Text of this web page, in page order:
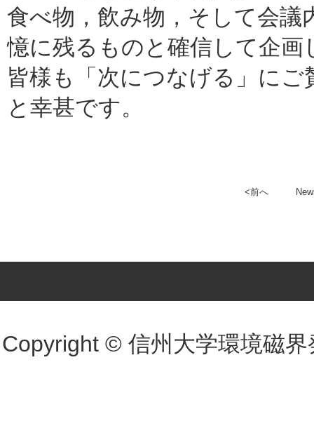
食べ物，飲み物，そして会議
憶に残るものと確信して企画
皆様も「次につなげる」にご
と幸甚です。
<前へ
Copyright © 信州大学環境磁